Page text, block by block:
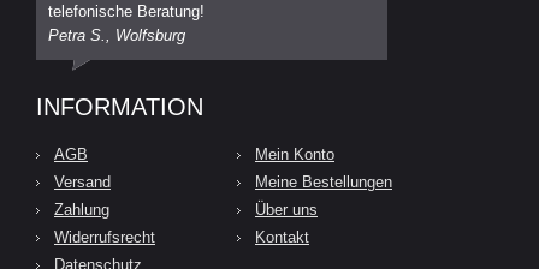
telefonische Beratung!
Petra S., Wolfsburg
INFORMATION
AGB
Versand
Zahlung
Widerrufsrecht
Datenschutz
Mein Konto
Meine Bestellungen
Über uns
Kontakt